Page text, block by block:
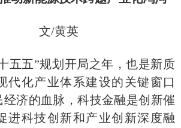
文/黄英
五五”规划开局之年，也是新质
代化产业体系建设的关键窗口
济的血脉，科技金融是创新催
进科技创新和产业创新深度融